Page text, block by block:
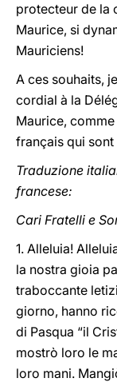
protecteur de la
Maurice, si
Mauriciens!
A ces souhaits,
cordial à la
Maurice,
français qui
Traduzione
francese:
Cari Fratelli e
1. Alleluia!
la nostra gioia
traboccante
giorno, hanno
di Pasqua “il
mostrò loro le
loro mani.